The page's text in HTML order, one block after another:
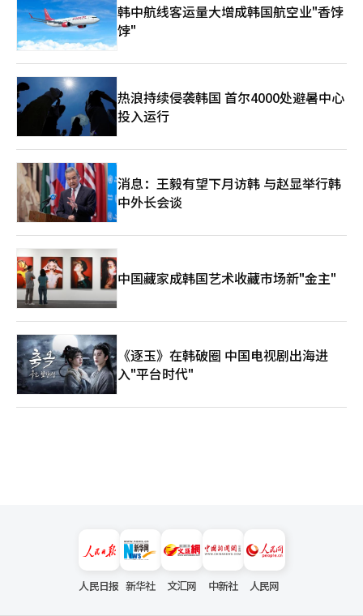
韩中航线客运量大增成韩国航空业"香饽
饽"
热浪持续侵袭韩国 首尔4000处避暑中心
投入运行
消息：王毅有望下月访韩 与赵显举行韩
中外长会谈
中国藏家成韩国艺术收藏市场新"金主"
《逐玉》在韩破圈 中国电视剧出海进
入"平台时代"
人民日报 新华社 文汇网 中新社 人民网